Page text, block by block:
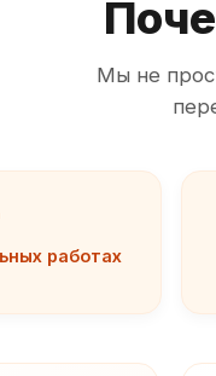
Мы не
работах